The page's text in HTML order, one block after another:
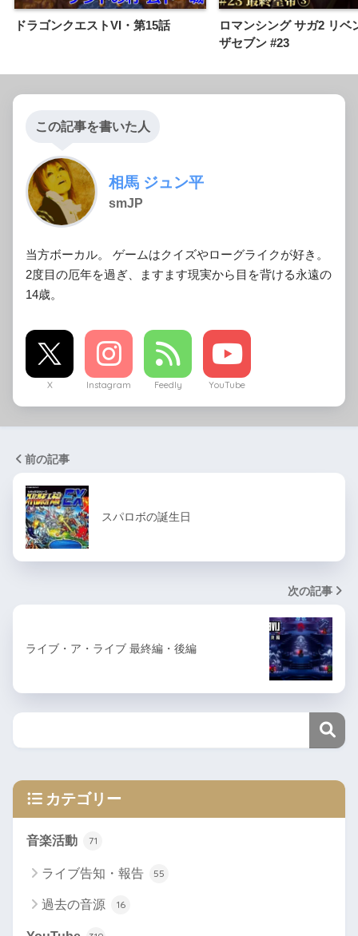
ドラゴンクエストVI・第15話
ロマンシング サガ2 リベ
ザセブン #23
この記事を書いた人
相馬 ジュン平
smJP
当方ボーカル。 ゲームはクイズやローグライクが好き。
2度目の厄年を過ぎ、ますます現実から目を背ける永遠の
14歳。
X Instagram Feedly YouTube
前の記事
スパロボの誕生日
次の記事
ライブ・ア・ライブ 最終編・後編
カテゴリー
音楽活動 71
ライブ告知・報告 55
過去の音源 16